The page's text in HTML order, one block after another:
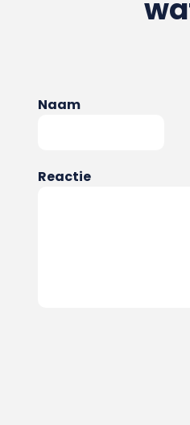
Naam
Reactie